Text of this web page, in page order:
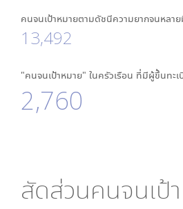
คนจนเป้าหมายตามดัชนีความยากจนหลา
13,492
"คนจนเป้าหมาย" ในครัวเรือน ที่มีผู้ขึ้นทะ
2,760
สัดส่วนคนจนเป้